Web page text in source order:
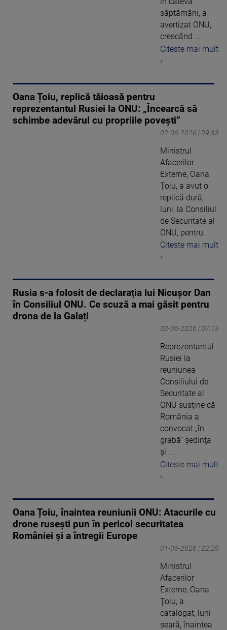
săptămâni, a
avertizat ONU,
crescând ...
Citeste mai mult
›
Oana Țoiu, replică tăioasă pentru
reprezentantul Rusiei la ONU: „Încearcă să
schimbe adevărul cu propriile poveşti”
02-06-2026 | 09:33
Ministrul
Afacerilor
Externe, Oana
Ţoiu, a avut o
replică dură,
luni, la Consiliul
de Securitate al
ONU, pentru ...
Citeste mai mult
›
Rusia s-a folosit de declarația lui Nicușor Dan
în Consiliul ONU. Ce scuză a mai găsit pentru
drona de la Galați
02-06-2026 | 07:13
Reprezentantul
Rusiei la
reuniunea
Consiliului de
Securitate al
ONU susţine că
România a
convocat „în
grabă” şedinţa
şi ...
Citeste mai mult
›
Oana Țoiu, înaintea reuniunii ONU: Atacurile cu
drone rusești pun în pericol securitatea
României și a întregii Europe
01-06-2026 | 22:29
Ministrul
Afacerilor
Externe, Oana
Ţoiu, a
catalogat, luni
seară, înaintea